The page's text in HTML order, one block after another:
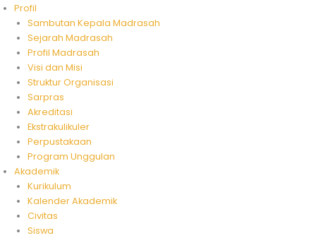
Profil
Sambutan Kepala Madrasah
Sejarah Madrasah
Profil Madrasah
Visi dan Misi
Struktur Organisasi
Sarpras
Akreditasi
Ekstrakulikuler
Perpustakaan
Program Unggulan
Akademik
Kurikulum
Kalender Akademik
Civitas
Siswa